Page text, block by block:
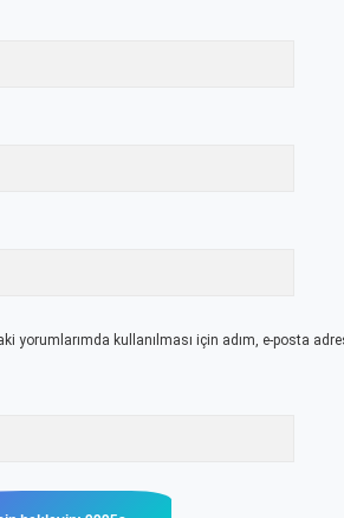
yorumlarımda kullanılması için adım, e-posta